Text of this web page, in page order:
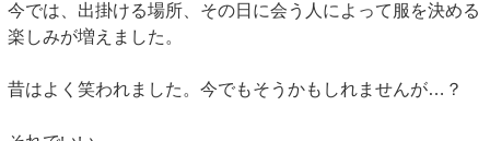
今では、出掛ける場所、その日に会う人によって服を決める
楽しみが増えました。
昔はよく笑われました。今でもそうかもしれませんが…？